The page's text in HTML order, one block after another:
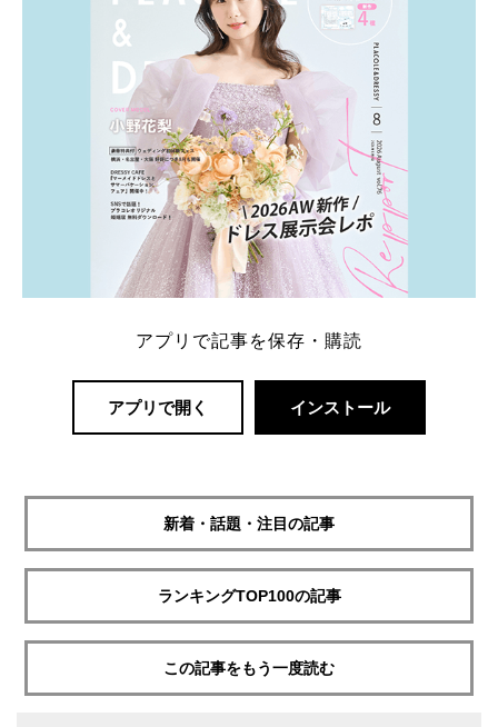
アプリで記事を保存・購読
アプリで開く インストール
新着・話題・注目の記事
ランキングTOP100の記事
この記事をもう一度読む